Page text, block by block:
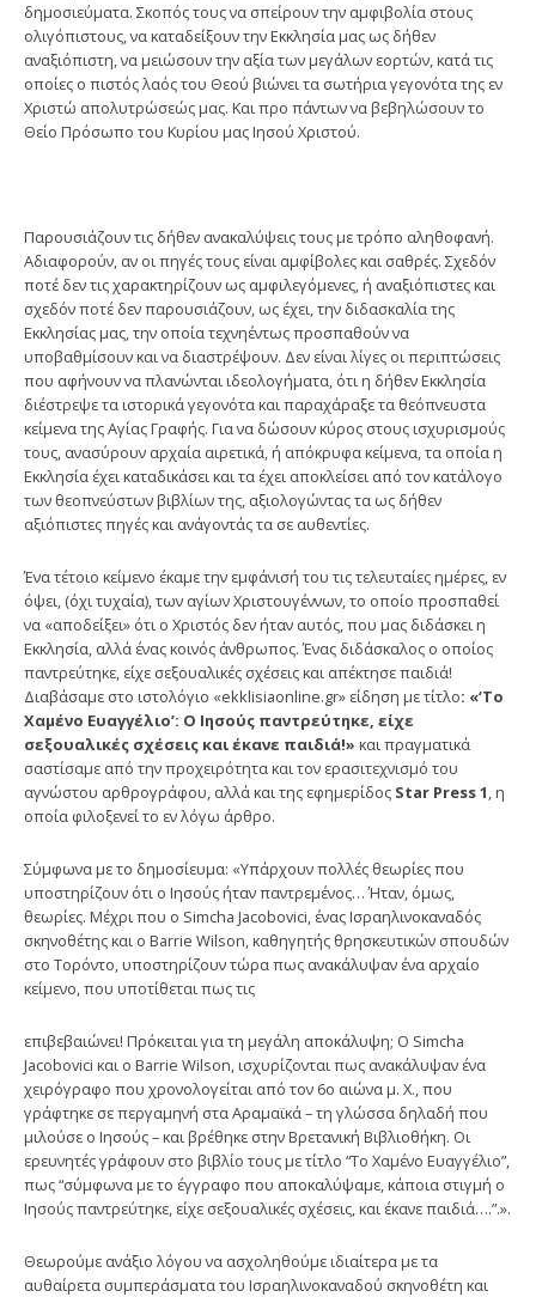
δημοσιεύματα. Σκοπός τους να σπείρουν την αμφιβολία στους
ολιγόπιστους, να καταδείξουν την Εκκλησία μας ως δήθεν
αναξιόπιστη, να μειώσουν την αξία των μεγάλων εορτών, κατά τις
οποίες ο πιστός λαός του Θεού βιώνει τα σωτήρια γεγονότα της εν
Χριστώ απολυτρώσεώς μας. Και προ πάντων να βεβηλώσουν το
Θείο Πρόσωπο του Κυρίου μας Ιησού Χριστού.
Παρουσιάζουν τις δήθεν ανακαλύψεις τους με τρόπο αληθοφανή.
Αδιαφορούν, αν οι πηγές τους είναι αμφίβολες και σαθρές. Σχεδόν
ποτέ δεν τις χαρακτηρίζουν ως αμφιλεγόμενες, ή αναξιόπιστες και
σχεδόν ποτέ δεν παρουσιάζουν, ως έχει, την διδασκαλία της
Εκκλησίας μας, την οποία τεχνηέντως προσπαθούν να
υποβαθμίσουν και να διαστρέψουν. Δεν είναι λίγες οι περιπτώσεις
που αφήνουν να πλανώνται ιδεολογήματα, ότι η δήθεν Εκκλησία
διέστρεψε τα ιστορικά γεγονότα και παραχάραξε τα θεόπνευστα
κείμενα της Αγίας Γραφής. Για να δώσουν κύρος στους ισχυρισμούς
τους, ανασύρουν αρχαία αιρετικά, ή απόκρυφα κείμενα, τα οποία η
Εκκλησία έχει καταδικάσει και τα έχει αποκλείσει από τον κατάλογο
των θεοπνεύστων βιβλίων της, αξιολογώντας τα ως δήθεν
αξιόπιστες πηγές και ανάγοντάς τα σε αυθεντίες.
Ένα τέτοιο κείμενο έκαμε την εμφάνισή του τις τελευταίες ημέρες, εν
όψει, (όχι τυχαία), των αγίων Χριστουγέννων, το οποίο προσπαθεί
να «αποδείξει» ότι ο Χριστός δεν ήταν αυτός, που μας διδάσκει η
Εκκλησία, αλλά ένας κοινός άνθρωπος. Ένας διδάσκαλος ο οποίος
παντρεύτηκε, είχε σεξουαλικές σχέσεις και απέκτησε παιδιά!
Διαβάσαμε στο ιστολόγιο «ekklisiaonline.gr» είδηση με τίτλο: «‘Το
Χαμένο Ευαγγέλιο’: Ο Ιησούς παντρεύτηκε, είχε
σεξουαλικές σχέσεις και έκανε παιδιά!» και πραγματικά
σαστίσαμε από την προχειρότητα και τον ερασιτεχνισμό του
αγνώστου αρθρογράφου, αλλά και της εφημερίδος Star Press 1, η
οποία φιλοξενεί το εν λόγω άρθρο.
Σύμφωνα με το δημοσίευμα: «Υπάρχουν πολλές θεωρίες που
υποστηρίζουν ότι ο Ιησούς ήταν παντρεμένος… Ήταν, όμως,
θεωρίες. Μέχρι που ο Simcha Jacobovici, ένας Ισραηλινοκαναδός
σκηνοθέτης και ο Barrie Wilson, καθηγητής θρησκευτικών σπουδών
στο Τορόντο, υποστηρίζουν τώρα πως ανακάλυψαν ένα αρχαίο
κείμενο, που υποτίθεται πως τις
επιβεβαιώνει! Πρόκειται για τη μεγάλη αποκάλυψη; Ο Simcha
Jacobovici και ο Barrie Wilson, ισχυρίζονται πως ανακάλυψαν ένα
χειρόγραφο που χρονολογείται από τον 6ο αιώνα μ. Χ., που
γράφτηκε σε περγαμηνή στα Αραμαϊκά – τη γλώσσα δηλαδή που
μιλούσε ο Ιησούς – και βρέθηκε στην Βρετανική Βιβλιοθήκη. Οι
ερευνητές γράφουν στο βιβλίο τους με τίτλο “Το Χαμένο Ευαγγέλιο”,
πως “σύμφωνα με το έγγραφο που αποκαλύψαμε, κάποια στιγμή ο
Ιησούς παντρεύτηκε, είχε σεξουαλικές σχέσεις, και έκανε παιδιά….”.».
Θεωρούμε ανάξιο λόγου να ασχοληθούμε ιδιαίτερα με τα
αυθαίρετα συμπεράσματα του Ισραηλινοκαναδού σκηνοθέτη και